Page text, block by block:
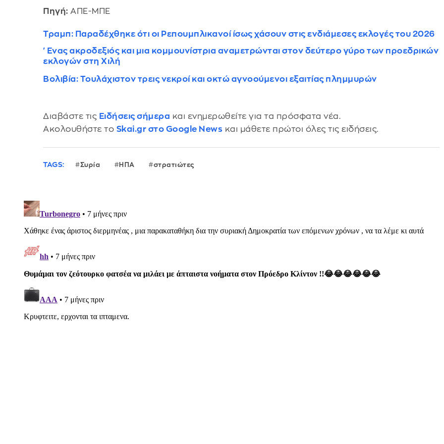
Πηγή: ΑΠΕ-ΜΠΕ
Τραμπ: Παραδέχθηκε ότι οι Ρεπουμπλικανοί ίσως χάσουν στις ενδιάμεσες εκλογές του 2026
'Ενας ακροδεξιός και μια κομμουνίστρια αναμετρώνται στον δεύτερο γύρο των προεδρικών
εκλογών στη Χιλή
Βολιβία: Τουλάχιστον τρεις νεκροί και οκτώ αγνοούμενοι εξαιτίας πλημμυρών
Διαβάστε τις Ειδήσεις σήμερα και ενημερωθείτε για τα πρόσφατα νέα.
Ακολουθήστε το Skai.gr στο Google News και μάθετε πρώτοι όλες τις ειδήσεις.
TAGS: Συρία ΗΠΑ στρατιώτες